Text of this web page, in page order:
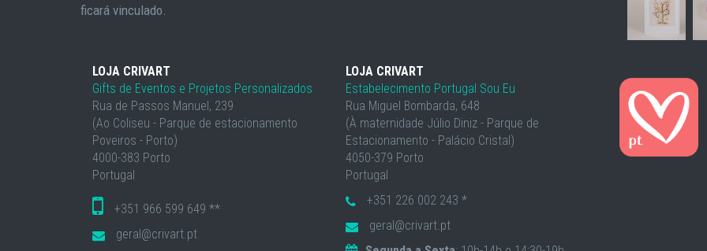
ficará vinculado.
LOJA CRIVART
Gifts de Eventos e Projetos Personalizados
Rua de Passos Manuel, 239
(Ao Coliseu - Parque de estacionamento
Poveiros - Porto)
4000-383 Porto
Portugal
+351 966 599 649 **
geral@crivart.pt
LOJA CRIVART
Estabelecimento Portugal Sou Eu
Rua Miguel Bombarda, 648
(À maternidade Júlio Diniz - Parque de
Estacionamento - Palácio Cristal)
4050-379 Porto
Portugal
+351 226 002 243 *
geral@crivart.pt